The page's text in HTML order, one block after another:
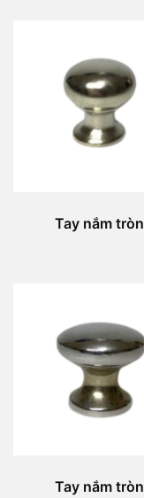
Tay nắm tròn
Tay nắm tròn